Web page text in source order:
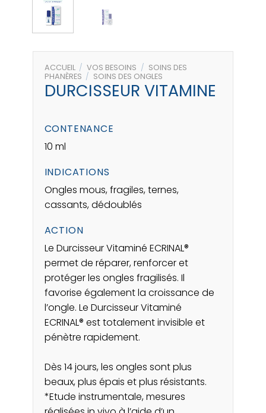
ACCUEIL / VOS BESOINS / SOINS DES
PHANÈRES / SOINS DES ONGLES
DURCISSEUR VITAMINE
CONTENANCE
10 ml
INDICATIONS
Ongles mous, fragiles, ternes,
cassants, dédoublés
ACTION
Le Durcisseur Vitaminé ECRINAL®
permet de réparer, renforcer et
protéger les ongles fragilisés. Il
favorise également la croissance de
l’ongle. Le Durcisseur Vitaminé
ECRINAL® est totalement invisible et
pénètre rapidement.
Dès 14 jours, les ongles sont plus
beaux, plus épais et plus résistants.
*Etude instrumentale, mesures